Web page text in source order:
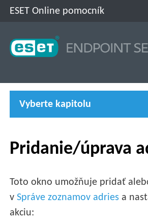
ESET Online pomocník
Vyberte kapitolu
Pridanie/úprava
Toto okno umožňuje pridať
vSpráve zoznamov adries a
akciu: